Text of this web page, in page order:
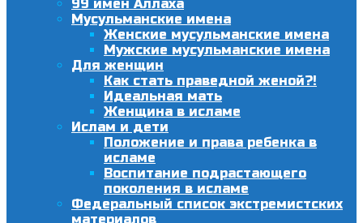
99 имен Аллаха
Мусульманские имена
Женские мусульманские имена
Мужские мусульманские имена
Для женщин
Как стать праведной женой?!
Идеальная мать
Женщина в исламе
Ислам и дети
Положение и права ребенка в
исламе
Воспитание подрастающего
поколения в исламе
Федеральный список экстремистских
материалов